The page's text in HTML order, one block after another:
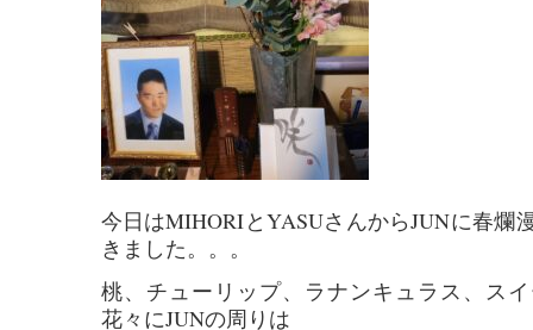
今日はMIHORIとYASUさんからJUNに春爛
きました。。。
桃、チューリップ、ラナンキュラス、ス
花々にJUNの周りは